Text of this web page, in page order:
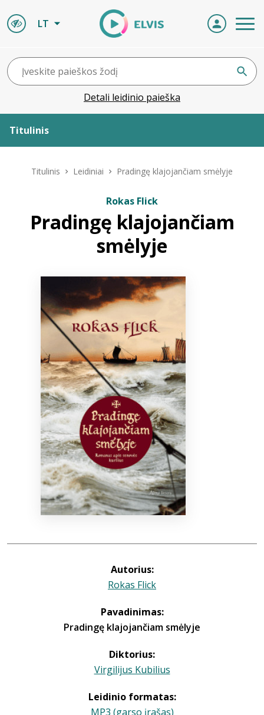
LT
Detali leidinio paieška
Titulinis
ELVIS atvyksta
Bibliotekoms
+370 667 80 541
info@elvislab.lt
Titulinis Leidiniai Pradingę klajojančiam smėlyje
Rokas Flick
Pradingę klajojančiam
smėlyje
Autorius:
Rokas Flick
Pavadinimas:
Pradingę klajojančiam smėlyje
Diktorius:
Virgilijus Kubilius
Leidinio formatas:
MP3 (garso įrašas)